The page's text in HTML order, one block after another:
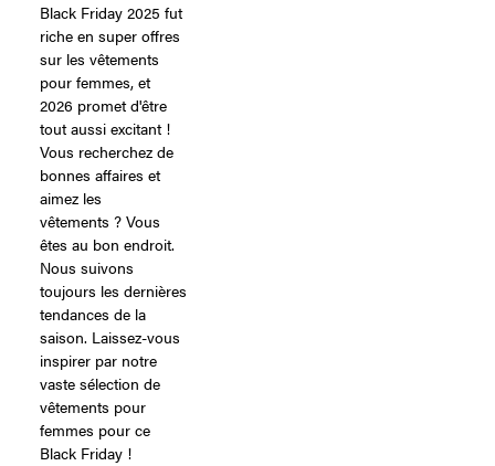
Black Friday 2025 fut
riche en super offres
sur les vêtements
pour femmes, et
2026 promet d'être
tout aussi excitant !
Vous recherchez de
bonnes affaires et
aimez les
vêtements ? Vous
êtes au bon endroit.
Nous suivons
toujours les dernières
tendances de la
saison. Laissez-vous
inspirer par notre
vaste sélection de
vêtements pour
femmes pour ce
Black Friday !